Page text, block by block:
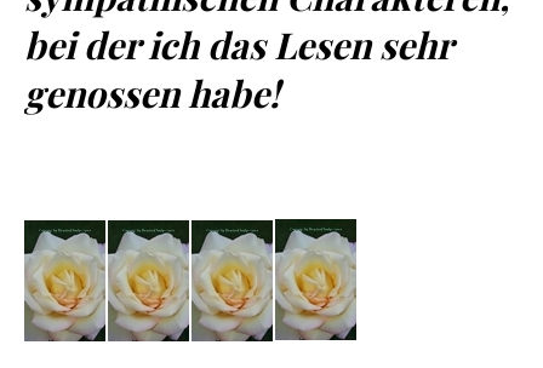
bei der ich das Lesen sehr
genossen habe!